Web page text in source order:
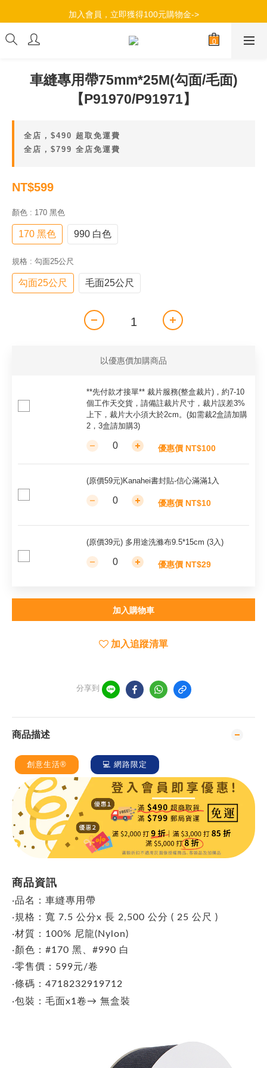
加入會員，立即獲得100元購物金->
加入會員，立即獲得100元購物金->
滿$490超商取貨免運，滿799全店免運->
車縫專用帶75mm*25M(勾面/毛面)
【P91970/P91971】
全店，$490 超取免運費
全店，$799 全店免運費
NT$599
顏色 : 170 黑色
170 黑色 990 白色
規格 : 勾面25公尺
勾面25公尺 毛面25公尺
以優惠價加購商品
**先付款才接單** 裁片服務(整盒裁片)，約7-10
個工作天交貨，請備註裁片尺寸，裁片誤差3%
上下，裁片大小須大於2cm。(如需裁2盒請加購
2，3盒請加購3)
優惠價 NT$100
(原價59元)Kanahei書封貼-信心滿滿1入
優惠價 NT$10
(原價39元) 多用途洗滌布9.5*15cm (3入)
優惠價 NT$29
加入購物車
加入追蹤清單
分享到
商品描述
創意生活® 💻 網路限定
商品資訊
‧品名：車縫專用帶
‧規格：寬 7.5 公分x 長 2,500 公分 ( 25 公尺 )
‧材質：100% 尼龍(Nylon)
‧顏色：#170 黑、#990 白
‧零售價：599元/卷
‧條碼：4718232919712
‧包裝：毛面x1卷→ 無盒裝